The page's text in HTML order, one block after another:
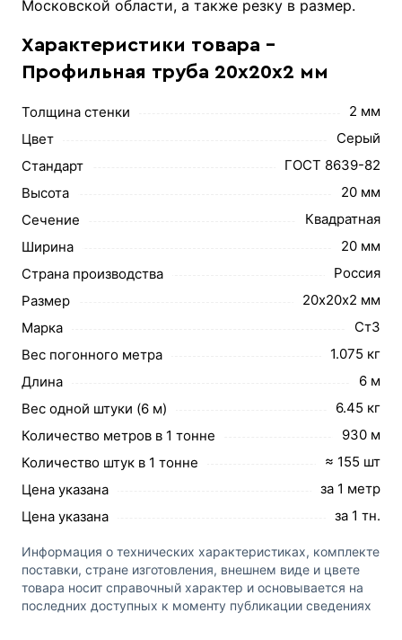
Московской области, а также резку в размер.
Характеристики товара -
Профильная труба 20х20х2 мм
Толщина стенки
2 мм
Цвет
Серый
Стандарт
ГОСТ 8639-82
Высота
20 мм
Сечение
Квадратная
Ширина
20 мм
Страна производства
Россия
Размер
20х20х2 мм
Марка
Ст3
Вес погонного метра
1.075 кг
Длина
6 м
Вес одной штуки (6 м)
6.45 кг
Количество метров в 1 тонне
930 м
Количество штук в 1 тонне
≈ 155 шт
Цена указана
за 1 метр
Цена указана
за 1 тн.
Информация о технических характеристиках, комплекте
поставки, стране изготовления, внешнем виде и цвете
товара носит справочный характер и основывается на
последних доступных к моменту публикации сведениях